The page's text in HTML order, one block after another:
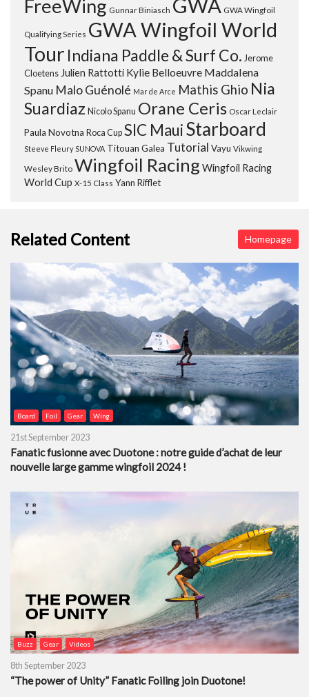
FreeWing Gunnar Biniasch GWA GWA Wingfoil
Qualifying Series GWA Wingfoil World
Tour Indiana Paddle & Surf Co. Jerome
Cloetens Julien Rattotti Kylie Belloeuvre Maddalena
Spanu Malo Guénolé Mar de Arce Mathis Ghio Nia
Suardiaz Nicolo Spanu Orane Ceris Oscar Leclair
Paula Novotna Roca Cup SIC MauiStarboard
Steeve Fleury SUNOVA Titouan Galea Tutorial Vayu Vikwing
Wesley Brito Wingfoil Racing Wingfoil Racing
World Cup X-15 Class Yann Rifflet
Related Content Homepage
Board Foil Gear Wing
21st September 2023
Fanatic fusionne avec Duotone : notre guide d’achat de leur
nouvelle large gamme wingfoil 2024 !
Buzz Gear Videos
8th September 2023
“The power of Unity” Fanatic Foiling join Duotone!